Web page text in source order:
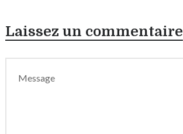
Laissez un commentaire